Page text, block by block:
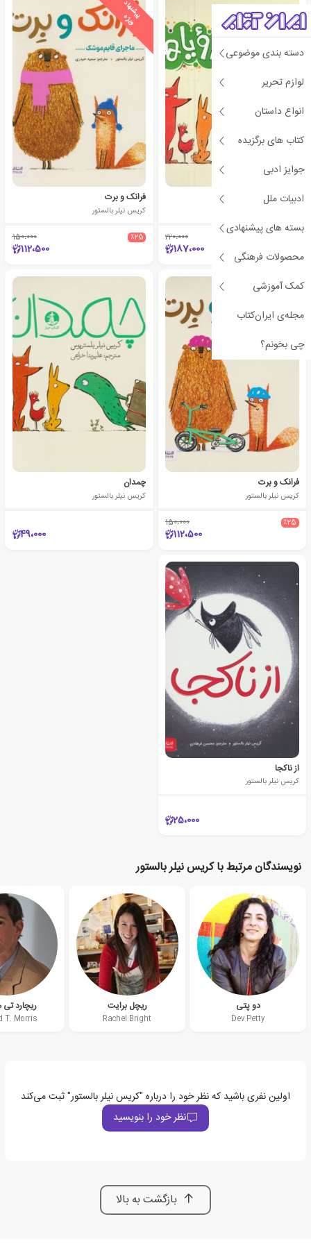
دسته بندی موضوعی
لوازم تحریر
انواع داستان
کتاب های برگزیده
جوایز ادبی
ادبیات ملل
بسته های پیشنهادی
محصولات فرهنگی
کمک آموزشی
مجله‌ی ایران‌کتاب
چی بخونم؟
چمدان رویاها
220،000
187،000
پ
ی
ش
ن
ه
ا
د
و
ی
ژ
ه
فرانک و برت
کریس نیلر بالستور
٪25 150،000
112،500
ی
ش
ن
ه
ا
د
و
ی
ژ
فرانک و برت
کریس نیلر بالستور
٪25 150،000
112،500
چمدان
کریس نیلر بالستور
49،000
از ناکجا
کریس نیلر بالستور
25،000
نویسندگان مرتبط با کریس نیلر بالستور
دو پتی
Dev Petty
ریچل برایت
Rachel Bright
ریچارد
T. Morris
اولین نفری باشید که نظر خود را درباره "کریس نیلر بالستور" ثبت می‌کند
نظر خود را بنویسید
بازگشت به بالا